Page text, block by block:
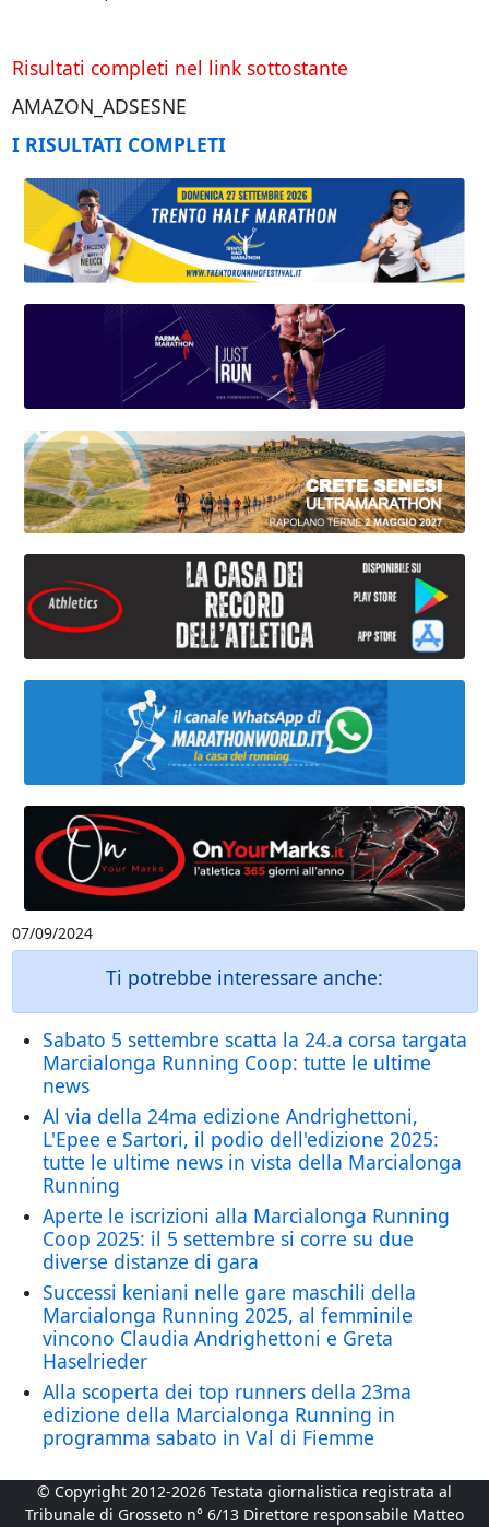
Risultati completi nel link sottostante
AMAZON_ADSESNE
I RISULTATI COMPLETI
07/09/2024
Ti potrebbe interessare anche:
Sabato 5 settembre scatta la 24.a corsa targata
Marcialonga Running Coop: tutte le ultime
news
Al via della 24ma edizione Andrighettoni,
L'Epee e Sartori, il podio dell'edizione 2025:
tutte le ultime news in vista della Marcialonga
Running
Aperte le iscrizioni alla Marcialonga Running
Coop 2025: il 5 settembre si corre su due
diverse distanze di gara
Successi keniani nelle gare maschili della
Marcialonga Running 2025, al femminile
vincono Claudia Andrighettoni e Greta
Haselrieder
Alla scoperta dei top runners della 23ma
edizione della Marcialonga Running in
programma sabato in Val di Fiemme
© Copyright 2012-2026 Testata giornalistica registrata al
Tribunale di Grosseto n° 6/13 Direttore responsabile Matteo